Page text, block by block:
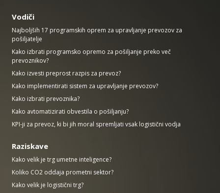
Vodiči
Najboljših 17 programskih oprem za upravljanje prevozov za
pošiljatelje
Kako izbrati programsko opremo za pošiljanje preko več
prevoznikov?
Kako izvesti preprost razpis za prevoz?
Kako implementirati sistem za upravljanje prevozov?
Kako izbrati prevoznika?
Kako avtomatizirati obvestila o pošiljanju?
KPI-ji za prevoz, ki bi jih moral spremljati vsak logistični vodja
Raziskave
Kako velik je trg umetne inteligence?
Koliko CO2 oddaja prometni sektor?
Kako velik je logistični trg?